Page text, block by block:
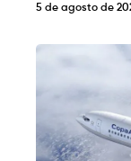
5 de agosto de